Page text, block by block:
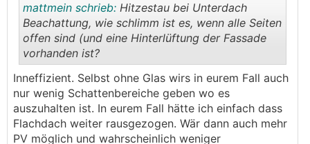
..
mattmein schrieb: Hitzestau bei Unterdach
Beachattung, wie schlimm ist es, wenn alle Seiten
offen sind (und eine Hinterlüftung der Fassade
vorhanden ist?
Inneffizient. Selbst ohne Glas wirs in eurem Fall auch
nur wenig Schattenbereiche geben wo es
auszuhalten ist. In eurem Fall hätte ich einfach dass
Flachdach weiter rausgezogen. Wär dann auch mehr
PV möglich und wahrscheinlich weniger